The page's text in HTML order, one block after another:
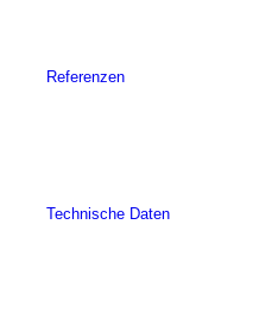
Referenzen
Technische Daten